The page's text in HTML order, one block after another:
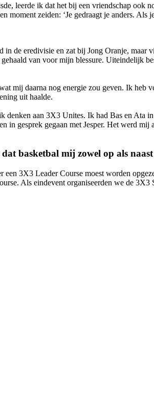
leerde ik dat het bij een vriendschap ook
zeiden: ‘Je gedraagt je anders. Als
de eredivisie en zat bij Jong Oranje,
van voor mijn blessure. Uiteindelijk
mij daarna nog energie zou geven. Ik heb
uit haalde.
aan 3X3 Unites. Ik had Bas en Ata
in gesprek gegaan met Jesper. Het werd
basketbal mij zowel op als
een 3X3 Leader Course moest worden
Als eindevent organiseerden we de